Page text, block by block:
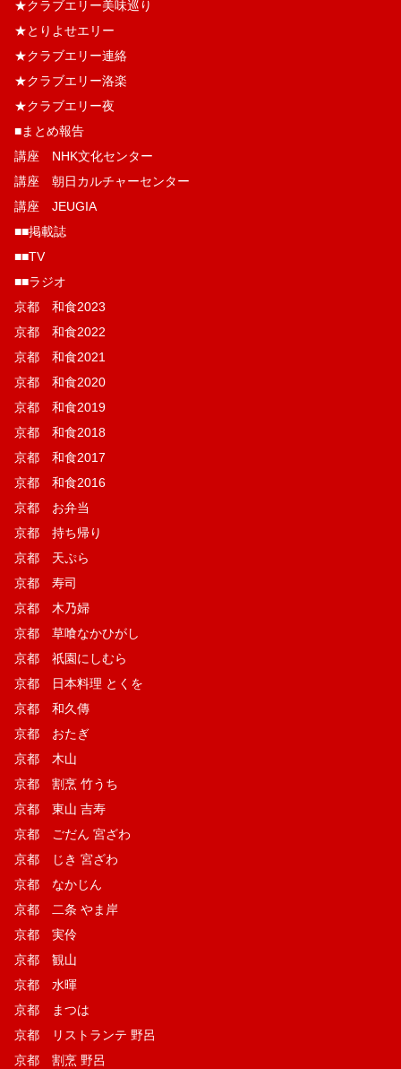
★クラブエリー美味巡り
★とりよせエリー
★クラブエリー連絡
★クラブエリー洛楽
★クラブエリー夜
■まとめ報告
講座 NHK文化センター
講座 朝日カルチャーセンター
講座 JEUGIA
■■掲載誌
■■TV
■■ラジオ
京都 和食2023
京都 和食2022
京都 和食2021
京都 和食2020
京都 和食2019
京都 和食2018
京都 和食2017
京都 和食2016
京都 お弁当
京都 持ち帰り
京都 天ぷら
京都 寿司
京都 木乃婦
京都 草喰なかひがし
京都 祇園にしむら
京都 日本料理 とくを
京都 和久傳
京都 おたぎ
京都 木山
京都 割烹 竹うち
京都 東山 吉寿
京都 ごだん 宮ざわ
京都 じき 宮ざわ
京都 なかじん
京都 二条 やま岸
京都 実伶
京都 観山
京都 水暉
京都 まつは
京都 リストランテ 野呂
京都 割烹 野呂